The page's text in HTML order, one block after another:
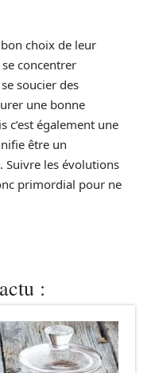
choix de leur
concentrer
soucier des
une bonne
c’est également une
être un
Suivre les évolutions
primordial pour ne
: